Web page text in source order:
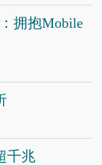
拥抱Mobile
千兆